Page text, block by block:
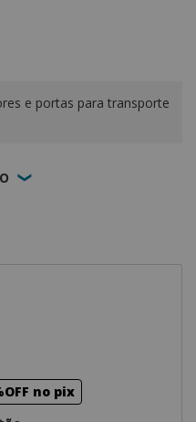
e portas para transporte
no pix